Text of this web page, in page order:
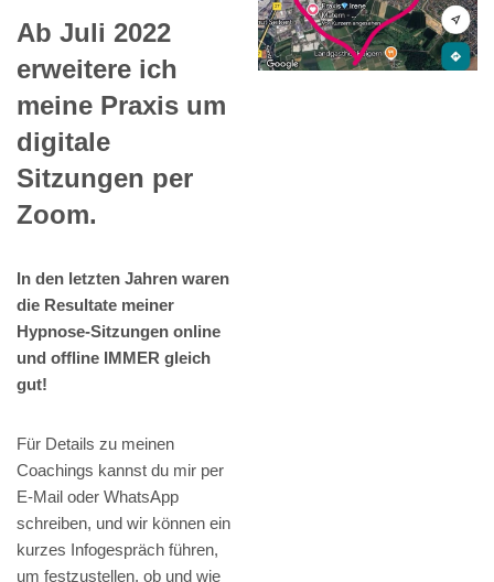
Ab Juli 2022
erweitere ich
meine Praxis um
digitale
Sitzungen per
Zoom.
In den letzten Jahren waren
die Resultate meiner
Hypnose-Sitzungen online
und offline IMMER gleich
gut!
Für Details zu meinen
Coachings kannst du mir per
E-Mail oder WhatsApp
schreiben, und wir können ein
kurzes Infogespräch führen,
um festzustellen, ob und wie